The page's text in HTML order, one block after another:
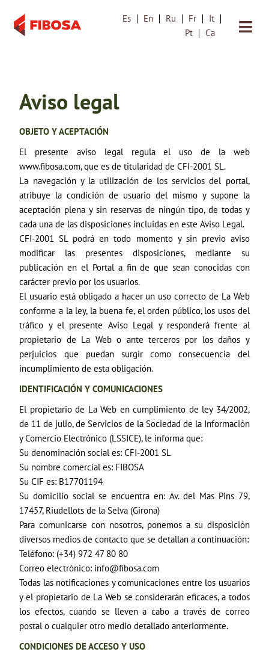
Saltar
Es En Ru Fr
It
Pt
Ca
Aviso legal
OBJETO Y ACEPTACIÓN
El presente aviso legal regula el uso de la web
www.fibosa.com, que es de titularidad de CFI-2001 SL.
La navegación y la utilización de los servicios del portal,
atribuye la condición de usuario del mismo y supone la
aceptación plena y sin reservas de ningún tipo, de todas y
cada una de las disposiciones incluidas en este Aviso Legal.
CFI-2001 SL podrá en todo momento y sin previo aviso
modificar las presentes disposiciones, mediante su
publicación en el Portal a fin de que sean conocidas con
carácter previo por los usuarios.
El usuario está obligado a hacer un uso correcto de La Web
conforme a la ley, la buena fe, el orden público, los usos del
tráfico y el presente Aviso Legal y responderá frente al
propietario de La Web o ante terceros por los daños y
perjuicios que puedan surgir como consecuencia del
incumplimiento de esta obligación.
IDENTIFICACIÓN Y COMUNICACIONES
El propietario de La Web en cumplimiento de ley 34/2002,
de 11 de julio, de Servicios de la Sociedad de la Información
y Comercio Electrónico (LSSICE), le informa que:
Su denominación social es: CFI-2001 SL
Su nombre comercial es: FIBOSA
Su CIF es: B17701194
Su domicilio social se encuentra en: Av. del Mas Pins 79,
17457, Riudellots de la Selva (Girona)
Para comunicarse con nosotros, ponemos a su disposición
diversos medios de contacto que se detallan a continuación:
Teléfono: (+34) 972 47 80 80
Correo electrónico: info@fibosa.com
Todas las notificaciones y comunicaciones entre los usuarios
y el propietario de La Web se considerarán eficaces, a todos
los efectos, cuando se lleven a cabo a través de correo
postal o cualquier otro medio detallado anteriormente.
CONDICIONES DE ACCESO Y USO